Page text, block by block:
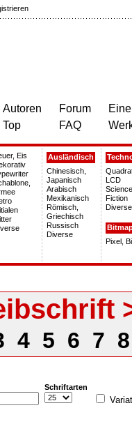
Autoren
Top
Forum
FAQ
Eis
Ausländisch
Chinesisch,
Japanisch
Arabisch
Mexikanisch
Römisch,
Griechisch
Russisch
Diverse
LCD
Fiction
Diverse
Pixel,
4 5 6 7
Schriftarten